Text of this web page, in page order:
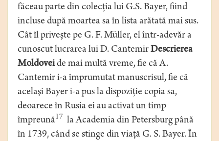
făceau parte din colecţia lui G.S. Bayer, fiind
incluse după moartea sa în lista arătată mai sus.
Cât îl priveşte pe G. F. Müller, el într-adevăr a
cunoscut lucrarea lui D. CantemirDescrierea
Moldoveide mai multă vreme, fie că A.
Cantemir i-a împrumutat manuscrisul, fie că
acelaşi Bayer i-a pus la dispoziţie copia sa,
deoarece în Rusia ei au activat un timp
împreună17 la Academia din Petersburg până
în 1739, când se stinge din viaţă G. S. Bayer. În